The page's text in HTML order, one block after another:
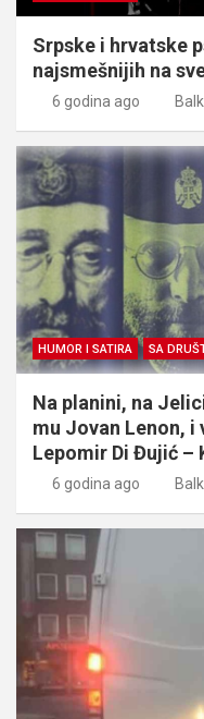
Srpske i hrvatske
najsmešnijih na
6 godina ago
HUMOR I SATIRA SA
Na planini, na
mu Jovan Lenon,
Lepomir Di Đujić –
6 godina ago